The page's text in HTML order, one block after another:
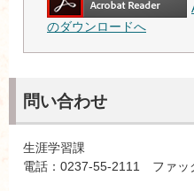
のダウンロードへ
問い合わせ
生涯学習課
電話：0237-55-2111 ファッ